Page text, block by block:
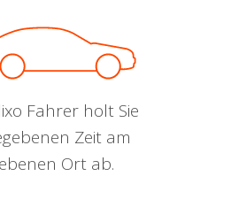
Fahrer holt Sie
Zeit am
Ort ab.